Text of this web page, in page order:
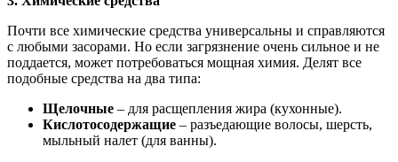
Почти все химические средства универсальны и справляются
с любыми засорами. Но если загрязнение очень сильное и не
поддается, может потребоваться мощная химия. Делят все
подобные средства на два типа:
Щелочные – для расщепления жира (кухонные).
Кислотосодержащие – разъедающие волосы, шерсть,
мыльный налет (для ванны).